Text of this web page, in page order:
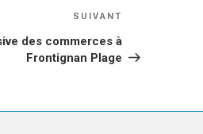
SUIVANT
des commerces à
Frontignan Plage